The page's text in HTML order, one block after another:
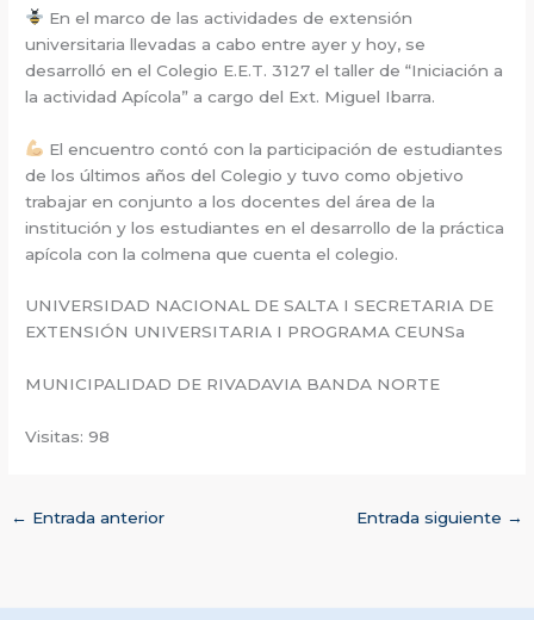
En el marco de las actividades de extensión
universitaria llevadas a cabo entre ayer y hoy, se
desarrolló en el Colegio E.E.T. 3127 el taller de “Iniciación a
la actividad Apícola” a cargo del Ext. Miguel Ibarra.
El encuentro contó con la participación de estudiantes
de los últimos años del Colegio y tuvo como objetivo
trabajar en conjunto a los docentes del área de la
institución y los estudiantes en el desarrollo de la práctica
apícola con la colmena que cuenta el colegio.
UNIVERSIDAD NACIONAL DE SALTA I SECRETARIA DE
EXTENSIÓN UNIVERSITARIA I PROGRAMA CEUNSa
MUNICIPALIDAD DE RIVADAVIA BANDA NORTE
Visitas: 98
← Entrada anterior Entrada siguiente →